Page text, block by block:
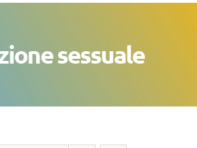
sessuale